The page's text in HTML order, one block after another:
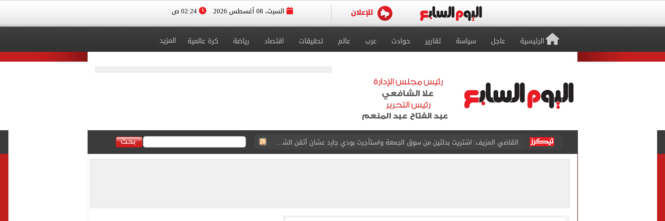
السبت، 08 أغسطس 2026
الرئيسية عاجل سياسة تقارير حوادث عرب عالم تحقيقات اقتصاد رياضة كرة عالمية المزيد
برشلونة يطرح تذاكر مواجهة الأهلي على كأس خوان جامبر
طرابزون سبور ينفي الحجز على مستحقات محمد صلاح
الأهلي ينهي مرانه الأول فى معسكر إسبانيا.. جلسة عموتة وفقرة بدنية.. صور